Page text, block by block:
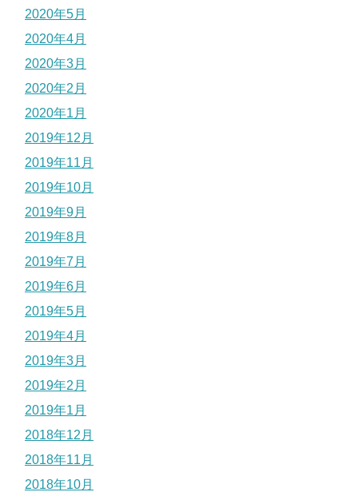
2020年5月
2020年4月
2020年3月
2020年2月
2020年1月
2019年12月
2019年11月
2019年10月
2019年9月
2019年8月
2019年7月
2019年6月
2019年5月
2019年4月
2019年3月
2019年2月
2019年1月
2018年12月
2018年11月
2018年10月